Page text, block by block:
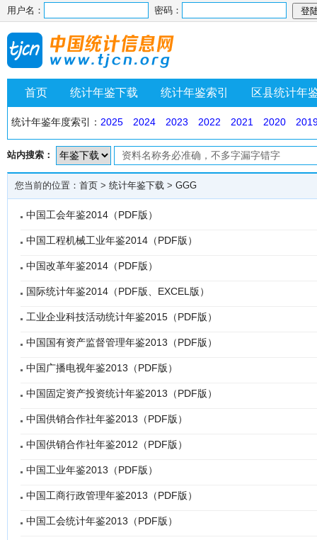
用户名： 密码：
首页 统计年鉴下载 统计年鉴索引 区县统计年
统计年鉴年度索引： 2025 2024 2023 2022 2021 2020
站内搜索：
您当前的位置： 首页 > 统计年鉴下载 > GGG
中国工会年鉴2014（PDF版）
中国工程机械工业年鉴2014（PDF版）
中国改革年鉴2014（PDF版）
国际统计年鉴2014（PDF版、EXCEL版）
工业企业科技活动统计年鉴2015（PDF版）
中国国有资产监督管理年鉴2013（PDF版）
中国广播电视年鉴2013（PDF版）
中国固定资产投资统计年鉴2013（PDF版）
中国供销合作社年鉴2013（PDF版）
中国供销合作社年鉴2012（PDF版）
中国工业年鉴2013（PDF版）
中国工商行政管理年鉴2013（PDF版）
中国工会统计年鉴2013（PDF版）